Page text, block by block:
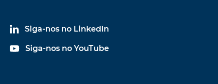
Siga-nos no LinkedIn
Siga-nos no YouTube